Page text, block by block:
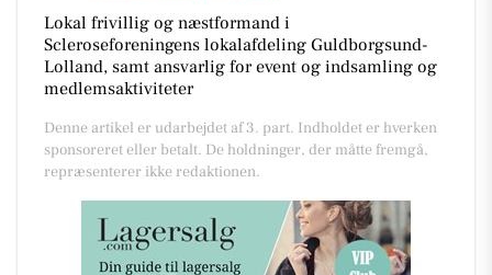
Lokal frivillig og næstformand i
Scleroseforeningens lokalafdeling Guldborgsund-
Lolland, samt ansvarlig for event og indsamling og
medlemsaktiviteter
Denne artikel er udarbejdet af 3. part. Indholdet er hverken
sponsoreret eller betalt. De holdninger, der måtte fremgå,
repræsenterer ikke redaktionen.